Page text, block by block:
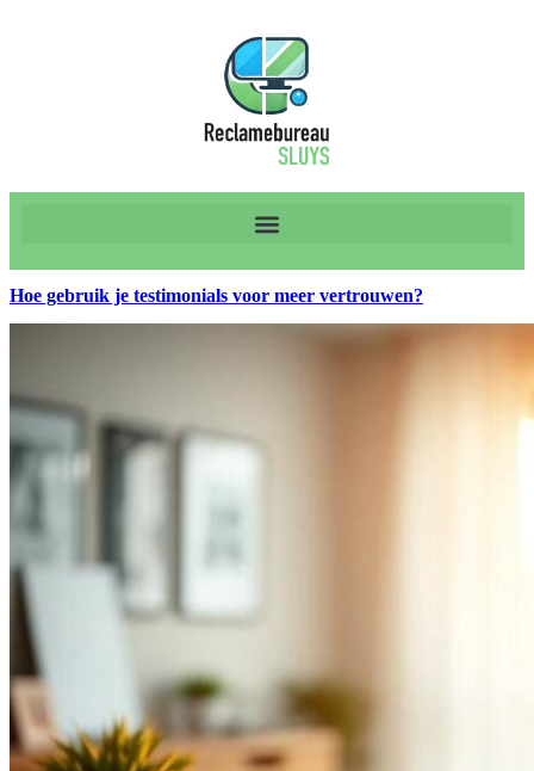
Hoe gebruik je testimonials voor meer vertrouwen?